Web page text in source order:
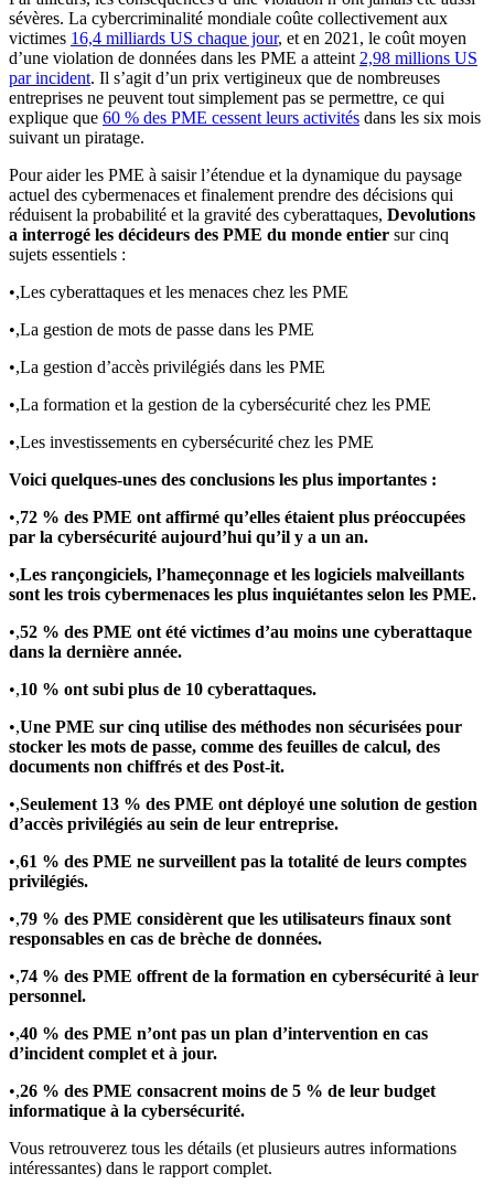
sévères. La cybercriminalité mondiale coûte collectivement aux
victimes 16,4 milliards US chaque jour, et en 2021, le coût moyen
d’une violation de données dans les PME a atteint 2,98 millions US
par incident. Il s’agit d’un prix vertigineux que de nombreuses
entreprises ne peuvent tout simplement pas se permettre, ce qui
explique que 60 % des PME cessent leurs activités dans les six mois
suivant un piratage.
Pour aider les PME à saisir l’étendue et la dynamique du paysage
actuel des cybermenaces et finalement prendre des décisions qui
réduisent la probabilité et la gravité des cyberattaques, Devolutions
a interrogé les décideurs des PME du monde entier sur cinq
sujets essentiels :
•,Les cyberattaques et les menaces chez les PME
•,La gestion de mots de passe dans les PME
•,La gestion d’accès privilégiés dans les PME
•,La formation et la gestion de la cybersécurité chez les PME
•,Les investissements en cybersécurité chez les PME
Voici quelques-unes des conclusions les plus importantes :
•,72 % des PME ont affirmé qu’elles étaient plus préoccupées
par la cybersécurité aujourd’hui qu’il y a un an.
•,Les rançongiciels, l’hameçonnage et les logiciels malveillants
sont les trois cybermenaces les plus inquiétantes selon les PME.
•,52 % des PME ont été victimes d’au moins une cyberattaque
dans la dernière année.
•,10 % ont subi plus de 10 cyberattaques.
•,Une PME sur cinq utilise des méthodes non sécurisées pour
stocker les mots de passe, comme des feuilles de calcul, des
documents non chiffrés et des Post-it.
•,Seulement 13 % des PME ont déployé une solution de gestion
d’accès privilégiés au sein de leur entreprise.
•,61 % des PME ne surveillent pas la totalité de leurs comptes
privilégiés.
•,79 % des PME considèrent que les utilisateurs finaux sont
responsables en cas de brèche de données.
•,74 % des PME offrent de la formation en cybersécurité à leur
personnel.
•,40 % des PME n’ont pas un plan d’intervention en cas
d’incident complet et à jour.
•,26 % des PME consacrent moins de 5 % de leur budget
informatique à la cybersécurité.
Vous retrouverez tous les détails (et plusieurs autres informations
intéressantes) dans le rapport complet.